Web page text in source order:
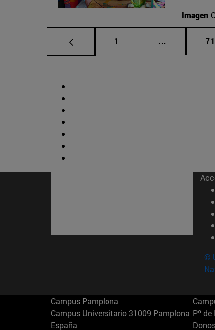
Imagen
Página
1 ... Páginas 71
©
Campus Pamplona
Campus Universitario 31009 Pamplona
España
Pº